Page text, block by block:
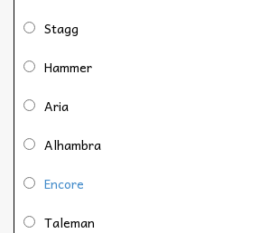
Stagg
Hammer
Aria
Alhambra
Encore
Taleman